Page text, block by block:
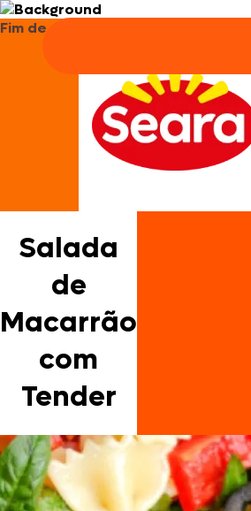
Fim de ano
Salada
de
Macarrão
com
Tender